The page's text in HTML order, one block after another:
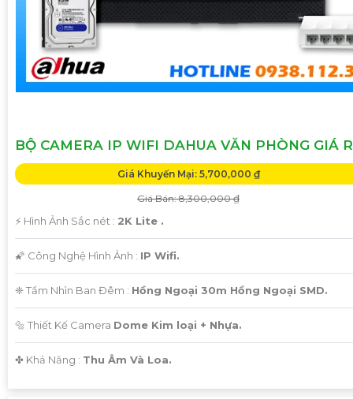
BỘ CAMERA IP WIFI DAHUA VĂN PHÒNG GIÁ
Giá Khuyến Mại: 5,700,000 ₫
Giá Bán: 8,300,000 ₫
️⚡ Hình Ảnh Sắc nét : 2K Lite .
🌠 Công Nghệ Hình Ảnh : IP Wifi.
❈ Tầm Nhìn Ban Đêm : Hồng Ngoại 30m Hồng Ngoại SMD.
🔩 Thiết Kế Camera Dome Kim loại + Nhựa.
️✤ Khả Năng : Thu Âm Và Loa.